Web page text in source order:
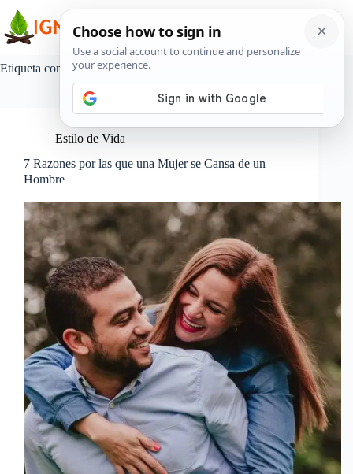
contenido
Etiqueta comportamiento tóxico
Estilo de Vida
7 Razones por las que una Mujer se Cansa de un
Hombre